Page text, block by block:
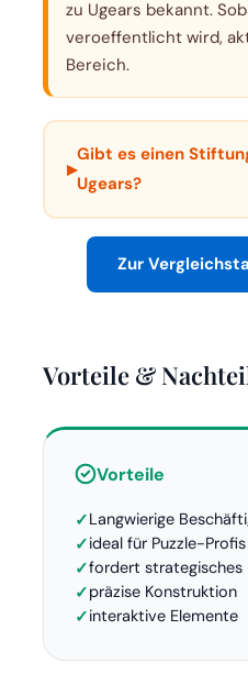
zu Ugears bekannt.
veroeffentlicht wird,
Bereich.
▸
Gibt es einen
Ugears?
Zur
Vorteile &
Vorteile
Langwierige
ideal für Puzzle-Profis
fordert strategisches
präzise Konstruktion
interaktive Elemente